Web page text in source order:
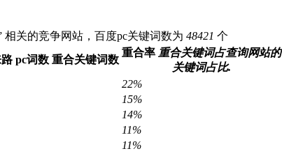
相关的竞争网站，百度pc关键词数为 48421 个
pc词数 重合关键词数
重合率 重合关键词占查询网站的
关键词占比.
22%
15%
14%
11%
11%